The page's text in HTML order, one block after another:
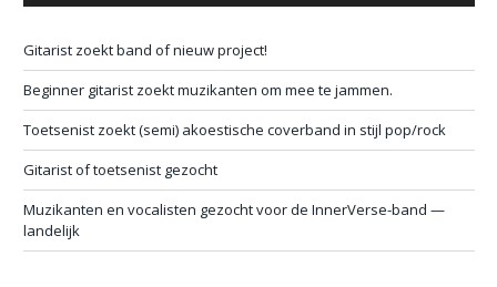
Gitarist zoekt band of nieuw project!
Beginner gitarist zoekt muzikanten om mee te jammen.
Toetsenist zoekt (semi) akoestische coverband in stijl pop/rock
Gitarist of toetsenist gezocht
Muzikanten en vocalisten gezocht voor de InnerVerse-band —
landelijk